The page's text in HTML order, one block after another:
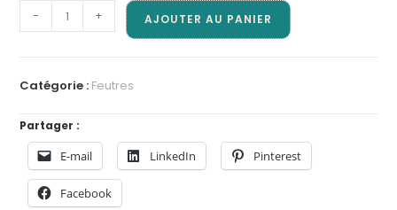
quantité
de
Trio
A-
pointe
- + AJOUTER AU PANIER
Catégorie : Feutres
Partager :
E-mail LinkedIn Pinterest
Facebook